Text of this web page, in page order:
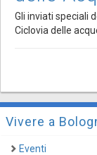
Gli inviati speciali
Ciclovia delle
Vivere a
Eventi